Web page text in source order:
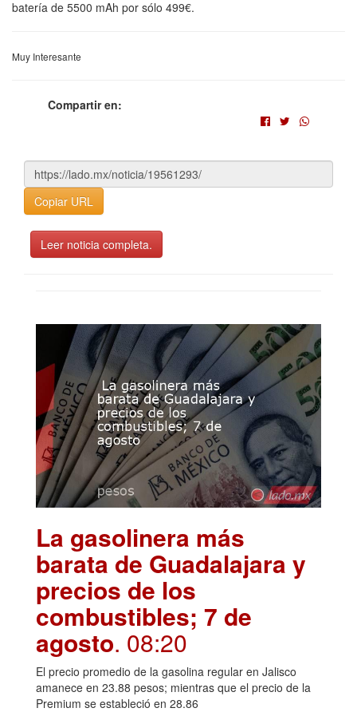
batería de 5500 mAh por sólo 499€.
Muy Interesante
Compartir en:
Copiar URL
Leer noticia completa.
La gasolinera más
barata de Guadalajara y
precios de los
combustibles; 7 de
agosto. 08:20
El precio promedio de la gasolina regular en Jalisco
amanece en 23.88 pesos; mientras que el precio de la
Premium se estableció en 28.86